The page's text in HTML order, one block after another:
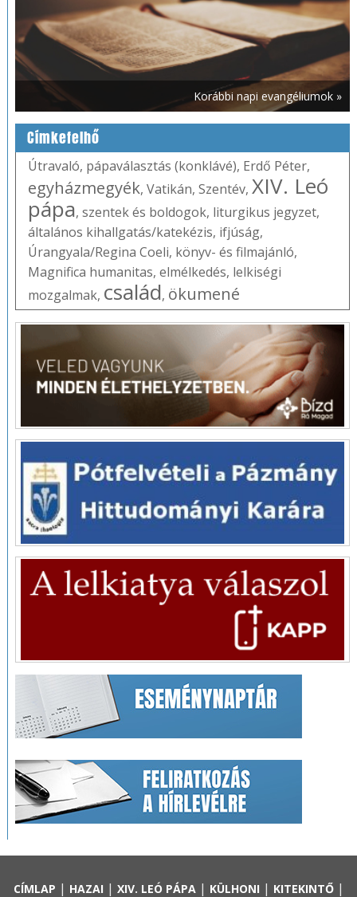
Korábbi napi evangéliumok »
Címkefelhő
Útravaló, pápaválasztás (konklávé), Erdő Péter,
egyházmegyék, Vatikán, Szentév, XIV. Leó
pápa, szentek és boldogok, liturgikus jegyzet,
általános kihallgatás/katekézis, ifjúság,
Úrangyala/Regina Coeli, könyv- és filmajánló,
Magnifica humanitas, elmélkedés, lelkiségi
mozgalmak, család, ökumené
CÍMLAP | HAZAI | XIV. LEÓ PÁPA| KÜLHONI | KITEKINTŐ|